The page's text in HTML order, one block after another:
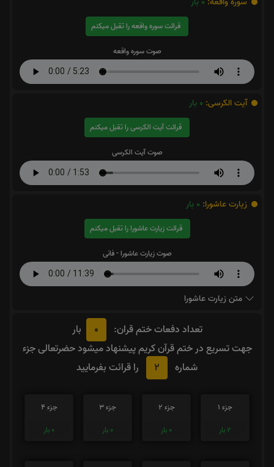
قرائت سوره واقعه را تقبل میکنم
صوت سوره واقعه
آیت الکرسی: 0 بار
قرائت آیت الکرسی را تقبل میکنم
صوت آیت الکرسی
زیارت عاشورا: 0 بار
قرائت زیارت عاشورا را تقبل میکنم
صوت زیارت عاشورا - فانی
متن زیارت عاشورا
تعداد دفعات ختم قران: 0
بار
جهت تسریع در ختم قرآن کریم پیشنهاد میشود حضرتعالی جزء
شماره
2 را قرائت بفرمایید
جزء 1
2 بار
جزء 2
0 بار
جزء 3
0 بار
جزء 4
0 بار